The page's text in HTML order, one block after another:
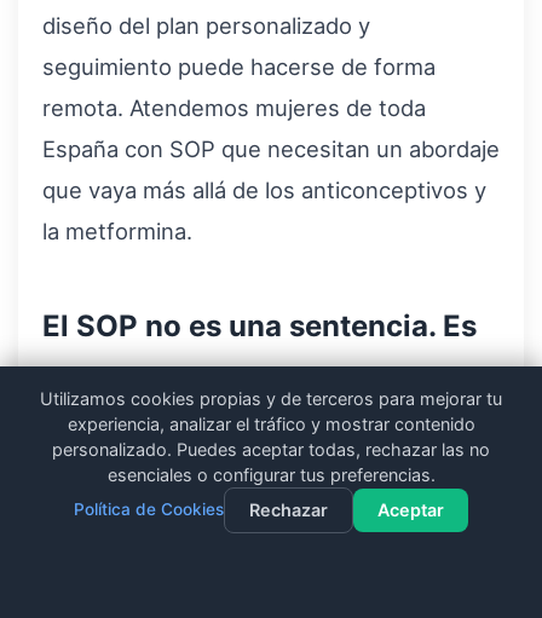
diseño del plan personalizado y
seguimiento puede hacerse de forma
remota. Atendemos mujeres de toda
España con SOP que necesitan un abordaje
que vaya más allá de los anticonceptivos y
la metformina.
El SOP no es una sentencia. Es
corregir.
El SOP no se cura, pero se puede controlar
Utilizamos cookies propias y de terceros para mejorar tu
experiencia, analizar el tráfico y mostrar contenido
personalizado. Puedes aceptar todas, rechazar las no
esenciales o configurar tus preferencias.
Política de Cookies Rechazar Aceptar